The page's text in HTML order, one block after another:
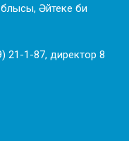
Әйтеке би
21-1-87, директор 8